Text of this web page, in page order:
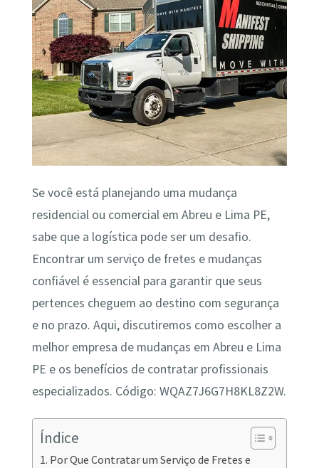
Se você está planejando uma mudança
residencial ou comercial em Abreu e Lima PE,
sabe que a logística pode ser um desafio.
Encontrar um serviço de fretes e mudanças
confiável é essencial para garantir que seus
pertences cheguem ao destino com segurança
e no prazo. Aqui, discutiremos como escolher a
melhor empresa de mudanças em Abreu e Lima
PE e os benefícios de contratar profissionais
especializados. Código: WQAZ7J6G7H8KL8Z2W.
Índice
Por Que Contratar um Serviço de Fretes e